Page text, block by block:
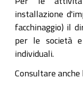
installazione
facchinaggio) il
per le società
individuali.
Consultare